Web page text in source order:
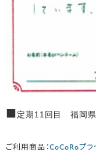
■定期11回目 福岡
ご利用商品：CoCoRoプラ